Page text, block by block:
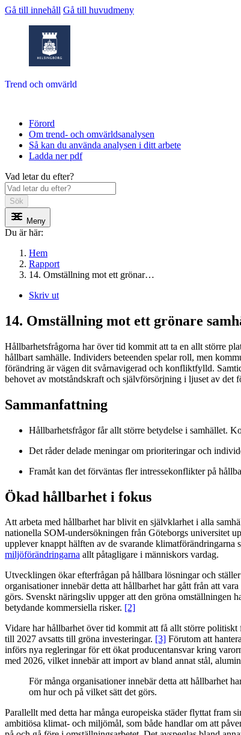
Gå till innehåll Gå till huvudmeny
Trend och omvärld
Förord
Om trend- och omvärldsanalysen
Så kan du använda analysen i ditt arbete
Ladda ner pdf
Vad letar du efter?
Sök
Meny
Du är här:
Hem
Rapport
14. Omställning mot ett grönar…
Skriv ut
14. Omställning mot ett grönare
Hållbarhetsfrågorna har över tid kommit att ta en allt större
hållbart samhälle. Individers beteenden spelar roll, men
förändring är vägen dit svårnavigerad och konfliktfylld.
behovet av motståndskraft och självförsörjning i ljuset av det
Sammanfattning
Hållbarhetsfrågor får allt större betydelse i samhället.
Det råder delade meningar om prioriteringar och
Framåt kan det förväntas fler intressekonflikter på
Ökad hållbarhet i fokus
Att arbeta med hållbarhet har blivit en självklarhet i alla
nationella SOM-undersökningen från Göteborgs universitet
upplever knappt hälften av de svarande
miljöförändringarna allt påtagligare i människors vardag.
Utvecklingen ökar efterfrågan på hållbara lösningar och
organisationer innebär detta att hållbarhet har gått från att
görs. Svenskt näringsliv uppger att den gröna omställningen
betydande kommersiella risker. [2]
Vidare har hållbarhet över tid kommit att få allt större
till 2027 avsatts till gröna investeringar. [3] Förutom att
införs nya regleringar för ett ökat producentansvar kring
med 2026, vilket innebär att import av bland annat stål,
För många organisationer innebär detta att hållbarhet
om hur och på vilket sätt det görs.
Parallellt med detta har många europeiska städer flyttat fram
ambitiösa klimat- och miljömål, som både handlar om att